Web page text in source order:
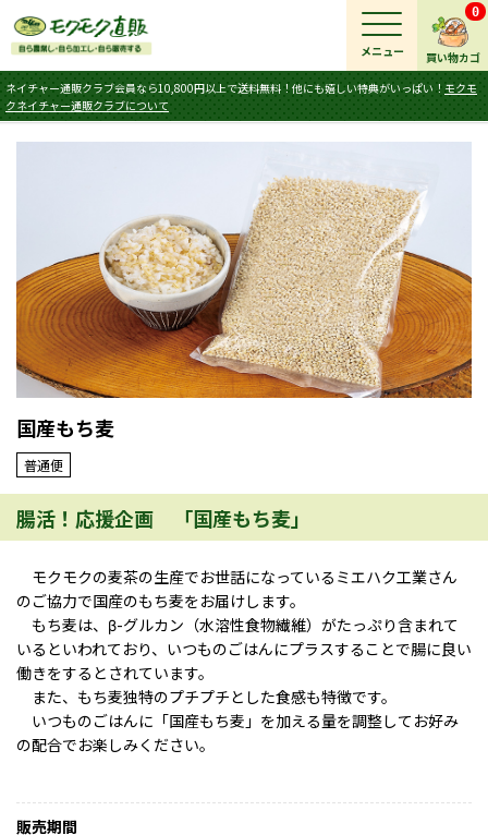
買い物カゴ
0
ネイチャー通販クラブ会員なら10,800円以上で送料無料！他にも嬉しい特典がいっぱい！ モクモ
クネイチャー通販クラブについて
メニュー
国産もち麦
普通便
腸活！応援企画 「国産もち麦」
モクモクの麦茶の生産でお世話になっているミエハク工業さん
のご協力で国産のもち麦をお届けします。
もち麦は、β-グルカン（水溶性食物繊維）がたっぷり含まれて
いるといわれており、いつものごはんにプラスすることで腸に良い
働きをするとされています。
また、もち麦独特のプチプチとした食感も特徴です。
いつものごはんに「国産もち麦」を加える量を調整してお好み
の配合でお楽しみください。
販売期間